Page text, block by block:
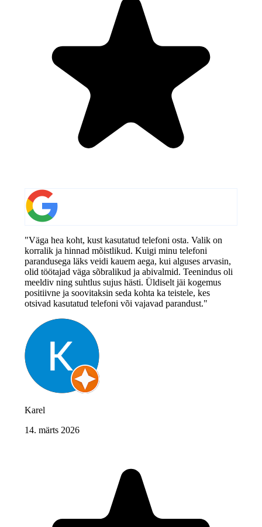
"Väga hea koht, kust kasutatud telefoni osta. Valik on
korralik ja hinnad mõistlikud. Kuigi minu telefoni
parandusega läks veidi kauem aega, kui alguses arvasin,
olid töötajad väga sõbralikud ja abivalmid. Teenindus oli
meeldiv ning suhtlus sujus hästi. Üldiselt jäi kogemus
positiivne ja soovitaksin seda kohta ka teistele, kes
otsivad kasutatud telefoni või vajavad parandust."
Karel
14. märts 2026